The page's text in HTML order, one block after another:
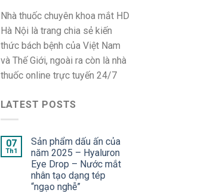
Nhà thuốc chuyên khoa mắt HD
Hà Nội là trang chia sẻ kiến
thức bách bệnh của Việt Nam
và Thế Giới, ngoài ra còn là nhà
thuốc online trực tuyến 24/7
LATEST POSTS
07
Th1
Sản phẩm dấu ấn của
năm 2025 – Hyaluron
Eye Drop – Nước mắt
nhân tạo dạng tép
“ngạo nghễ”